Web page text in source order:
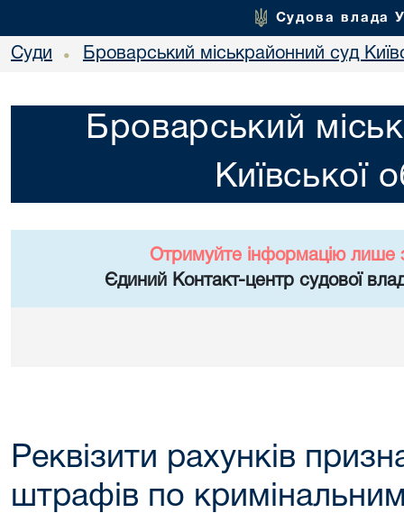
Судова влада
Суди • Броварський міськрайонний суд
Броварський
Київської
Отримуйте інформацію лише
Єдиний Контакт-центр судової
Реквізити рахунків
штрафів по